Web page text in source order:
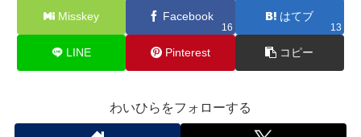
Misskey Facebook
16
はてブ
13
LINE Pinterest コピー
わいひらをフォローする